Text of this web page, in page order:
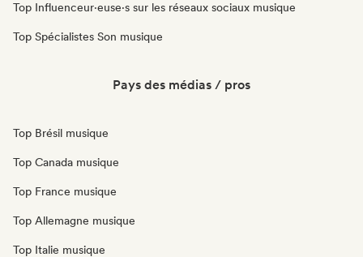
Top Influenceur·euse·s sur les réseaux sociaux musique
Top Spécialistes Son musique
Pays des médias / pros
Top Brésil musique
Top Canada musique
Top France musique
Top Allemagne musique
Top Italie musique